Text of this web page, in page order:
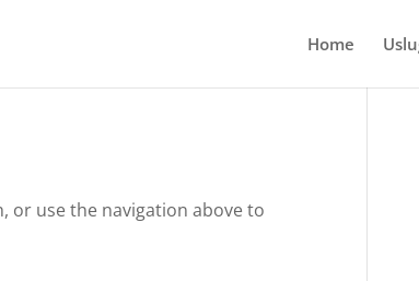
Home
or use the navigation above to